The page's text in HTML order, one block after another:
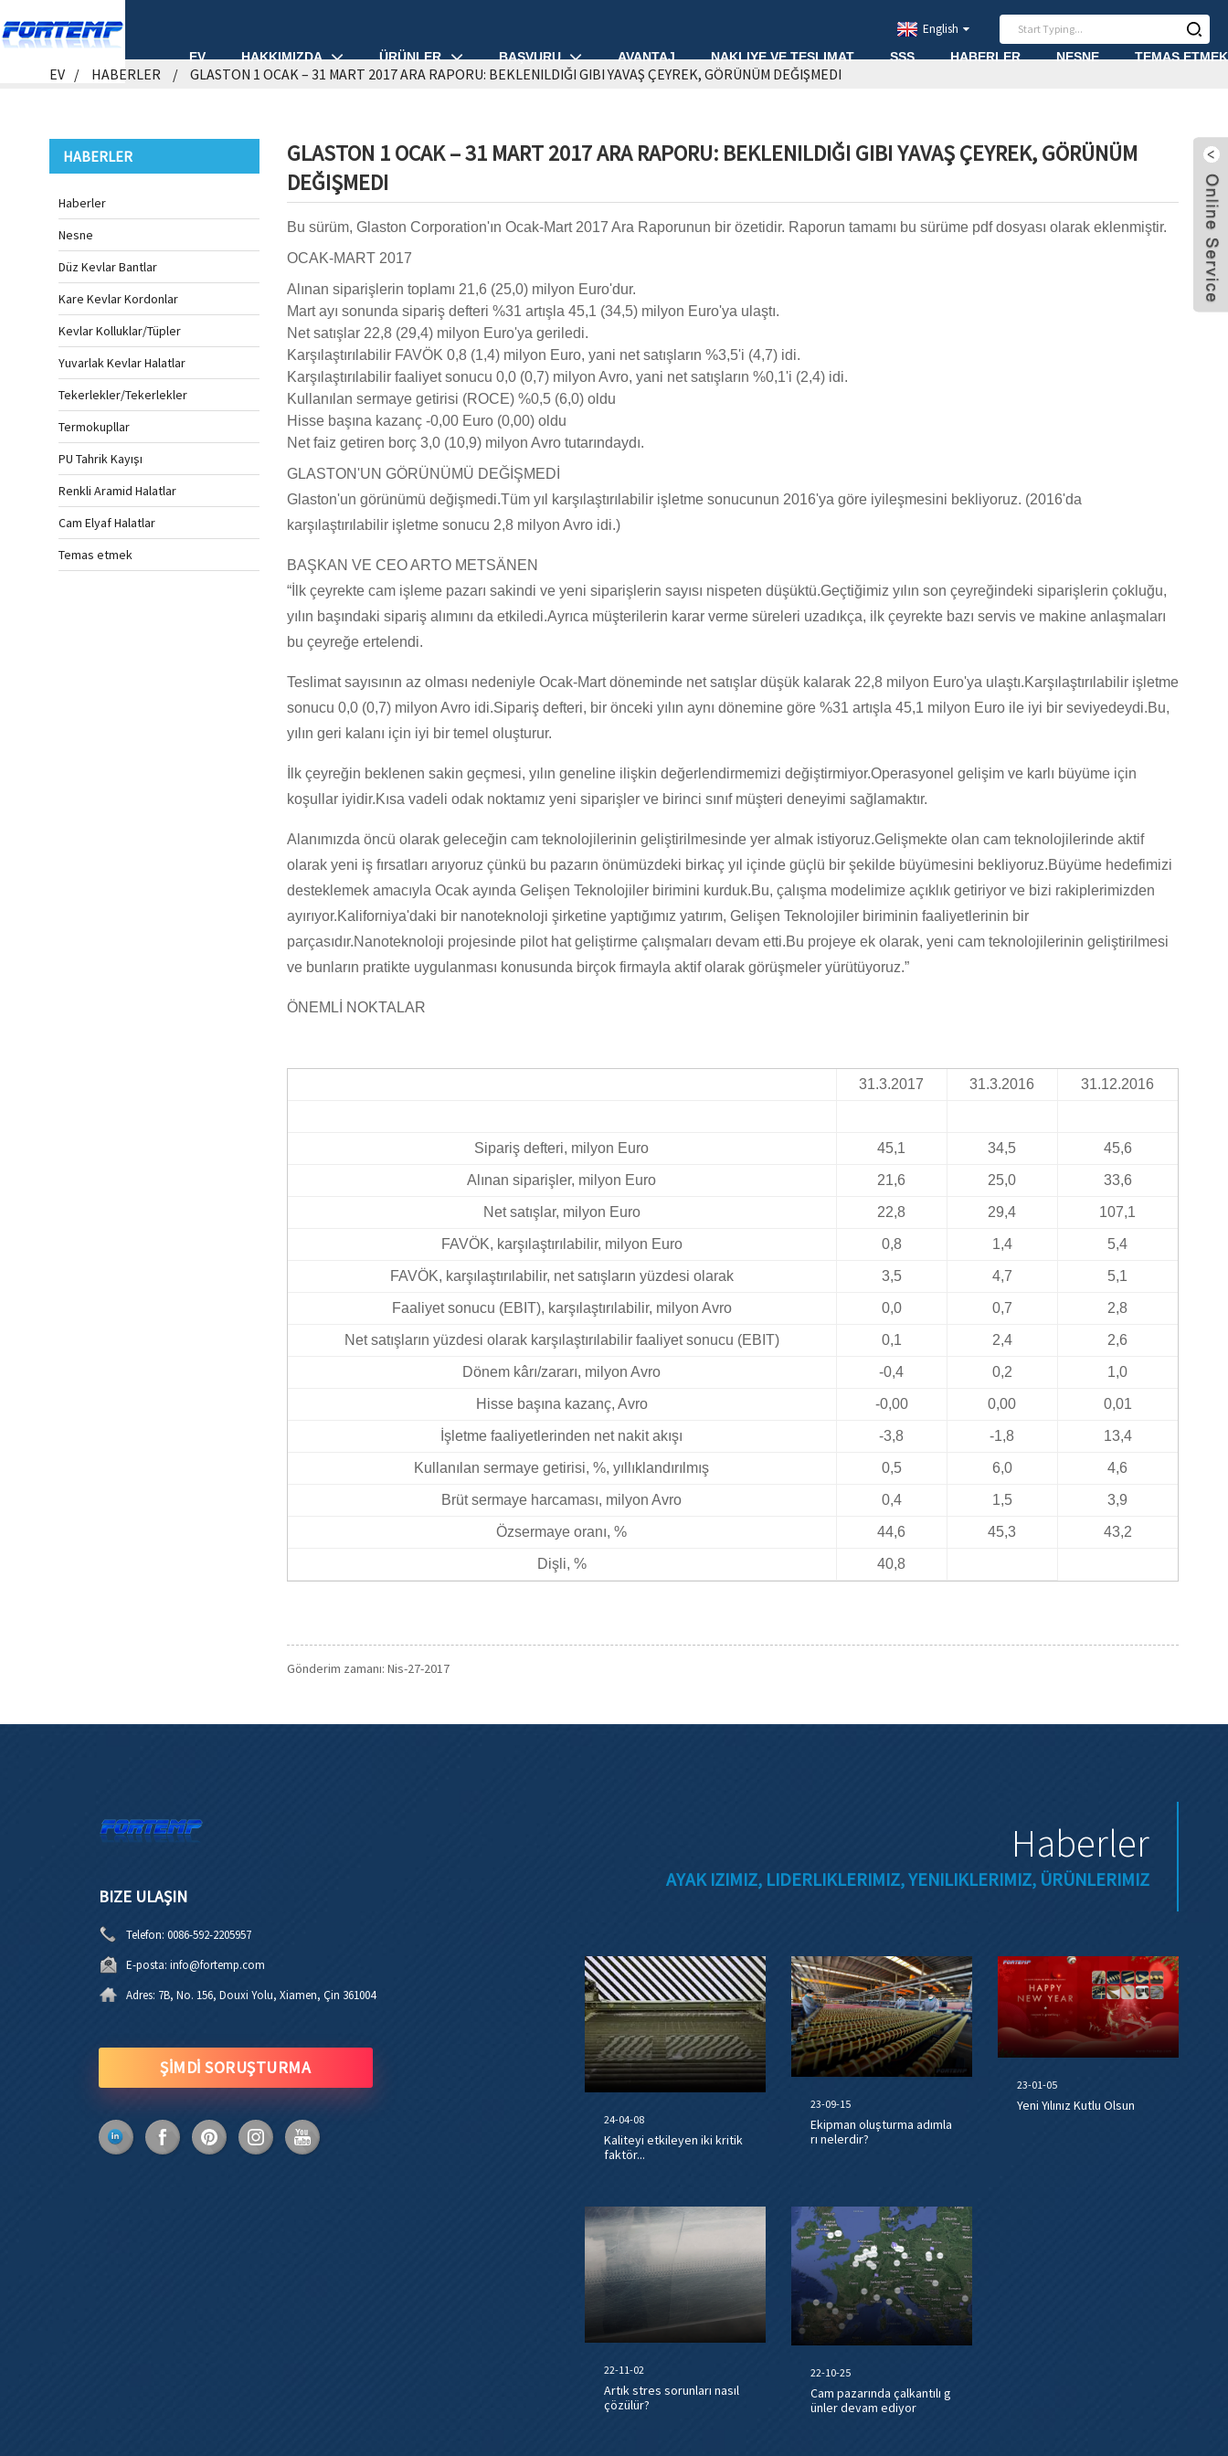
EV HAKKIMIZDA ÜRÜNLER BAŞVURU AVANTAJ NAKLIYE VE TESLIMAT SSS HABERLER NESNE TEMAS ETMEK
English
EV HABERLER GLASTON 1 OCAK – 31 MART 2017 ARA RAPORU: BEKLENILDIĞI GIBI YAVAŞ ÇEYREK, GÖRÜNÜM DEĞIŞMEDI
HABERLER
Haberler
Nesne
Düz Kevlar Bantlar
Kare Kevlar Kordonlar
Kevlar Kolluklar/Tüpler
Yuvarlak Kevlar Halatlar
Tekerlekler/Tekerlekler
Termokupllar
PU Tahrik Kayışı
Renkli Aramid Halatlar
Cam Elyaf Halatlar
Temas etmek
GLASTON 1 OCAK – 31 MART 2017 ARA RAPORU: BEKLENILDIĞI GIBI YAVAŞ ÇEYREK, GÖRÜNÜM
DEĞIŞMEDI
Bu sürüm, Glaston Corporation'ın Ocak-Mart 2017 Ara Raporunun bir özetidir. Raporun tamamı bu sürüme pdf dosyası olarak eklenmiştir.
OCAK-MART 2017
Alınan siparişlerin toplamı 21,6 (25,0) milyon Euro'dur.
Mart ayı sonunda sipariş defteri %31 artışla 45,1 (34,5) milyon Euro'ya ulaştı.
Net satışlar 22,8 (29,4) milyon Euro'ya geriledi.
Karşılaştırılabilir FAVÖK 0,8 (1,4) milyon Euro, yani net satışların %3,5'i (4,7) idi.
Karşılaştırılabilir faaliyet sonucu 0,0 (0,7) milyon Avro, yani net satışların %0,1'i (2,4) idi.
Kullanılan sermaye getirisi (ROCE) %0,5 (6,0) oldu
Hisse başına kazanç -0,00 Euro (0,00) oldu
Net faiz getiren borç 3,0 (10,9) milyon Avro tutarındaydı.
GLASTON'UN GÖRÜNÜMÜ DEĞİŞMEDİ
Glaston'un görünümü değişmedi.Tüm yıl karşılaştırılabilir işletme sonucunun 2016'ya göre iyileşmesini bekliyoruz. (2016'da
karşılaştırılabilir işletme sonucu 2,8 milyon Avro idi.)
BAŞKAN VE CEO ARTO METSÄNEN
“İlk çeyrekte cam işleme pazarı sakindi ve yeni siparişlerin sayısı nispeten düşüktü.Geçtiğimiz yılın son çeyreğindeki siparişlerin çokluğu,
yılın başındaki sipariş alımını da etkiledi.Ayrıca müşterilerin karar verme süreleri uzadıkça, ilk çeyrekte bazı servis ve makine anlaşmaları
bu çeyreğe ertelendi.
Teslimat sayısının az olması nedeniyle Ocak-Mart döneminde net satışlar düşük kalarak 22,8 milyon Euro'ya ulaştı.Karşılaştırılabilir işletme
sonucu 0,0 (0,7) milyon Avro idi.Sipariş defteri, bir önceki yılın aynı dönemine göre %31 artışla 45,1 milyon Euro ile iyi bir seviyedeydi.Bu,
yılın geri kalanı için iyi bir temel oluşturur.
İlk çeyreğin beklenen sakin geçmesi, yılın geneline ilişkin değerlendirmemizi değiştirmiyor.Operasyonel gelişim ve karlı büyüme için
koşullar iyidir.Kısa vadeli odak noktamız yeni siparişler ve birinci sınıf müşteri deneyimi sağlamaktır.
Alanımızda öncü olarak geleceğin cam teknolojilerinin geliştirilmesinde yer almak istiyoruz.Gelişmekte olan cam teknolojilerinde aktif
olarak yeni iş fırsatları arıyoruz çünkü bu pazarın önümüzdeki birkaç yıl içinde güçlü bir şekilde büyümesini bekliyoruz.Büyüme hedefimizi
desteklemek amacıyla Ocak ayında Gelişen Teknolojiler birimini kurduk.Bu, çalışma modelimize açıklık getiriyor ve bizi rakiplerimizden
ayırıyor.Kaliforniya'daki bir nanoteknoloji şirketine yaptığımız yatırım, Gelişen Teknolojiler biriminin faaliyetlerinin bir
parçasıdır.Nanoteknoloji projesinde pilot hat geliştirme çalışmaları devam etti.Bu projeye ek olarak, yeni cam teknolojilerinin geliştirilmesi
ve bunların pratikte uygulanması konusunda birçok firmayla aktif olarak görüşmeler yürütüyoruz.”
ÖNEMLİ NOKTALAR
31.3.2017 31.3.2016 31.12.2016
Sipariş defteri, milyon Euro 45,1 34,5 45,6
Alınan siparişler, milyon Euro 21,6 25,0 33,6
Net satışlar, milyon Euro 22,8 29,4 107,1
FAVÖK, karşılaştırılabilir, milyon Euro 0,8 1,4 5,4
FAVÖK, karşılaştırılabilir, net satışların yüzdesi olarak 3,5 4,7 5,1
Faaliyet sonucu (EBIT), karşılaştırılabilir, milyon Avro 0,0 0,7 2,8
Net satışların yüzdesi olarak karşılaştırılabilir faaliyet sonucu (EBIT) 0,1 2,4 2,6
Dönem kârı/zararı, milyon Avro -0,4 0,2 1,0
Hisse başına kazanç, Avro -0,00 0,00 0,01
İşletme faaliyetlerinden net nakit akışı -3,8 -1,8 13,4
Kullanılan sermaye getirisi, %, yıllıklandırılmış 0,5 6,0 4,6
Brüt sermaye harcaması, milyon Avro 0,4 1,5 3,9
Özsermaye oranı, % 44,6 45,3 43,2
Dişli, % 40,8
Gönderim zamanı: Nis-27-2017
Haberler
AYAK IZIMIZ, LIDERLIKLERIMIZ, YENILIKLERIMIZ, ÜRÜNLERIMIZ
24-04-08
Kaliteyi etkileyen iki kritik
faktör...
23-09-15
Ekipman oluşturma adımla
rı nelerdir?
23-01-05
Yeni Yılınız Kutlu Olsun
22-11-02
Artık stres sorunları nasıl
çözülür?
22-10-25
Cam pazarında çalkantılı g
ünler devam ediyor
BIZE ULAŞIN
Telefon: 0086-592-2205957
E-posta: info@fortemp.com
Adres: 7B, No. 156, Douxi Yolu, Xiamen, Çin 361004
ŞİMDİ SORUŞTURMA